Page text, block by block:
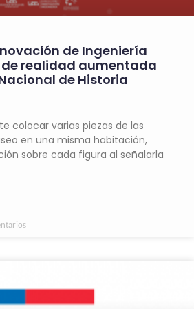
de Ingeniería
de realidad aumentada
de Historia
colocar varias piezas de las
en una misma habitación,
sobre cada figura al señalarla